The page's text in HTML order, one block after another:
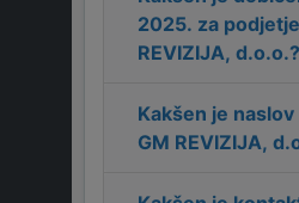
2025. za podjetje
REVIZIJA, d.o.o.?
Kakšen je
GM REVIZIJA,